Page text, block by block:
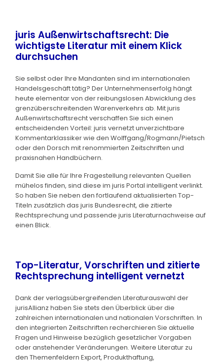
juris Außenwirtschaftsrecht: Die
wichtigste Literatur mit einem Klick
durchsuchen
Sie selbst oder Ihre Mandanten sind im internationalen
Handelsgeschäft tätig? Der Unternehmenserfolg hängt
heute elementar von der reibungslosen Abwicklung des
grenzüberschreitenden Warenverkehrs ab. Mit juris
Außenwirtschaftsrecht verschaffen Sie sich einen
entscheidenden Vorteil: juris vernetzt unverzichtbare
Kommentarklassiker wie den Wolffgang/Rogmann/Pietsch
oder den Dorsch mit renommierten Zeitschriften und
praxisnahen Handbüchern.
Damit Sie alle für Ihre Fragestellung relevanten Quellen
mühelos finden, sind diese im juris Portal intelligent verlinkt.
So haben Sie neben den fortlaufend aktualisierten Top-
Titeln zusätzlich das juris Bundesrecht, die zitierte
Rechtsprechung und passende juris Literaturnachweise auf
einen Blick.
Top-Literatur, Vorschriften und zitierte
Rechtsprechung intelligent vernetzt
Dank der verlagsübergreifenden Literaturauswahl der
jurisAllianz haben Sie stets den Überblick über die
zahlreichen internationalen und nationalen Vorschriften. In
den integrierten Zeitschriften recherchieren Sie aktuelle
Fragen und Hinweise bezüglich gesetzlicher Vorgaben
oder anstehender Veränderungen. Weitere Literatur zu
den Themenfeldern Export, Produkthaftung,